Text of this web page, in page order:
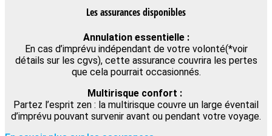
Les assurances disponibles
Annulation essentielle :
En cas d’imprévu indépendant de votre volonté(*voir
détails sur les cgvs), cette assurance couvrira les pertes
que cela pourrait occasionnés.
Multirisque confort :
Partez l’esprit zen : la multirisque couvre un large éventail
d’imprévu pouvant survenir avant ou pendant votre voyage.